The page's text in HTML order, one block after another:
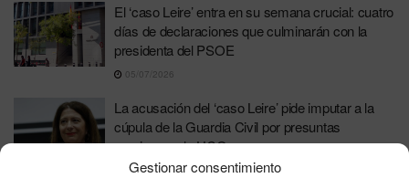
Gestionar consentimiento
El ‘caso Leire’ entra en su semana crucial: cuatro
días de declaraciones que culminarán con la
presidenta del PSOE
05/07/2026
La acusación del ‘caso Leire’ pide imputar a la
cúpula de la Guardia Civil por presuntas
presiones a la UCO
01/07/2026